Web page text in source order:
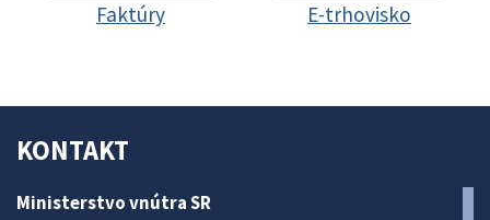
Faktúry E-trhovisko
KONTAKT
Ministerstvo vnútra SR